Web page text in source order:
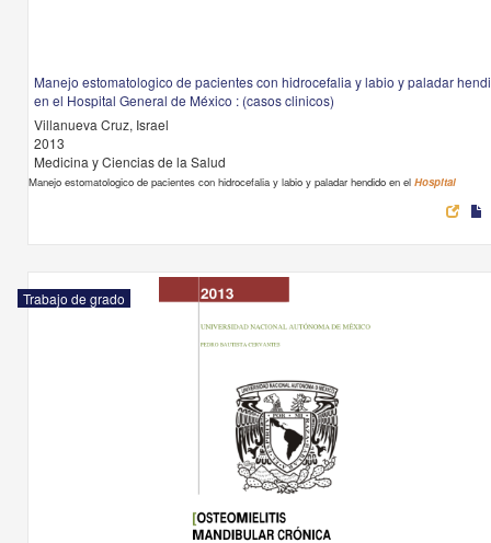
Manejo estomatologico de pacientes con hidrocefalia y labio y paladar
en el Hospital General de México : (casos clinicos)
Villanueva Cruz, Israel
2013
Medicina y Ciencias de la Salud
Manejo estomatologico de pacientes con hidrocefalia y labio y paladar hendido en elHospital
Trabajo de grado